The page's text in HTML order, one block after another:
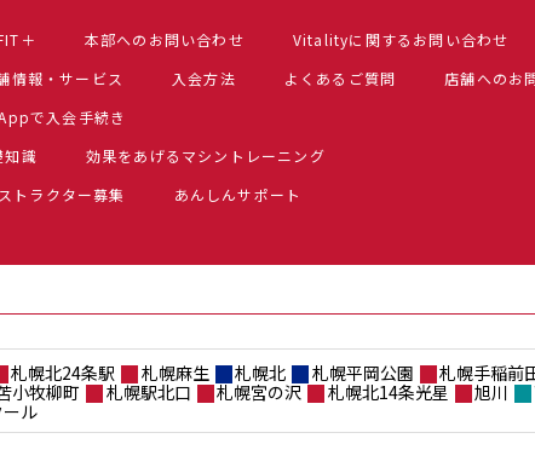
＋ 本部へのお問い合わせ
Vitalityに関するお問い合わせ
情報・サービス 入会方法 よくあるご質問 店舗へのお
で入会手続き
知識
効果をあげるマシントレーニング
トラクター募集 あんしんサポート
札幌北24条駅 札幌麻生 札幌北 札幌平岡公園 札幌手稲前
小牧柳町 札幌駅北口 札幌宮の沢 札幌北14条光星 旭川
ル